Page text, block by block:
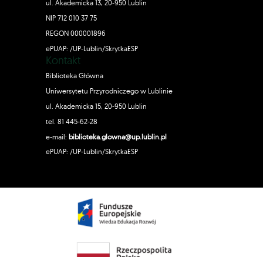
ul. Akademicka 13, 20-950 Lublin
NIP 712 010 37 75
REGON 000001896
ePUAP: /UP-Lublin/SkrytkaESP
Kontakt
Biblioteka Główna
Uniwersytetu Przyrodniczego w Lublinie
ul. Akademicka 15, 20-950 Lublin
tel. 81 445-62-28
e-mail: biblioteka.glowna@up.lublin.pl
ePUAP: /UP-Lublin/SkrytkaESP